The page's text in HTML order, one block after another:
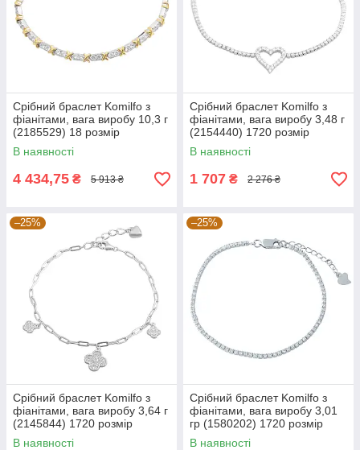
Срібний браслет Komilfo з
фіанітами, вага виробу 10,3 г
(2185529) 18 розмір
В наявності
4 434,75 ₴ 5 913 ₴
Срібний браслет Komilfo з
фіанітами, вага виробу 3,48 г
(2154440) 1720 розмір
В наявності
1 707 ₴ 2 276 ₴
–25%
Срібний браслет Komilfo з
фіанітами, вага виробу 3,64 г
(2145844) 1720 розмір
В наявності
–25%
Срібний браслет Komilfo з
фіанітами, вага виробу 3,01
гр (1580202) 1720 розмір
В наявності